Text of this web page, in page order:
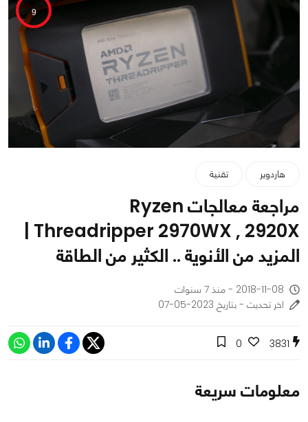
9
هاردوير تقنية
مراجعة معالجات Ryzen
المزيد من الأنوية .. الكثير من الطاقة
2018-11-08 - منذ 7 سنوات
اخر تحديث - بتاريخ 2023-05-07
3831
0
معلومات سريعة